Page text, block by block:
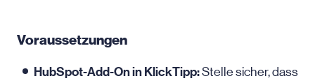
Voraussetzungen
HubSpot-Add-On in KlickTipp:Stelle sicher, dass